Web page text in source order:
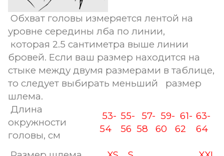
Обхват головы измеряется лентой на
уровне середины лба по линии,
которая 2.5 сантиметра выше линии
бровей. Если ваш размер находится на
стыке между двумя размерами в таблице,
то следует выбирать меньший размер
шлема.
Длина
окружности
головы, см
53-
54
55-
56
57-
58
59-
60
61-
62
63-
64